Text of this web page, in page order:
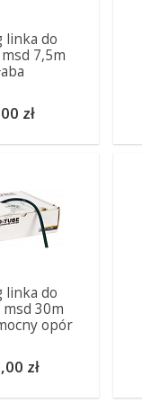
linka do
7,5m
zł
linka do
msd 30m
opór
zł